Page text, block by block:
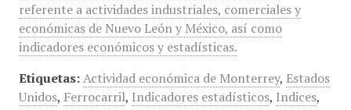
referente a actividades industriales, comerciales y
económicas de Nuevo León y México, así como
indicadores económicos y estadísticas.
Etiquetas: Actividad económica de Monterrey, Estados
Unidos, Ferrocarril, Indicadores estadísticos, Indices,